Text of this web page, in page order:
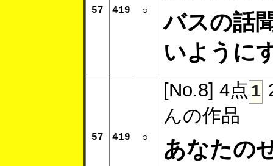
57 419 ○
バスの話
いように
57 419 ○
[No.8] 4点 1
んの作品
あなたの